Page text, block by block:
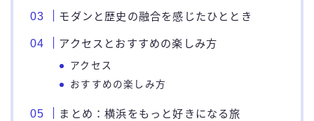
モダンと歴史の融合を感じたひととき
アクセスとおすすめの楽しみ方
アクセス
おすすめの楽しみ方
まとめ：横浜をもっと好きになる旅